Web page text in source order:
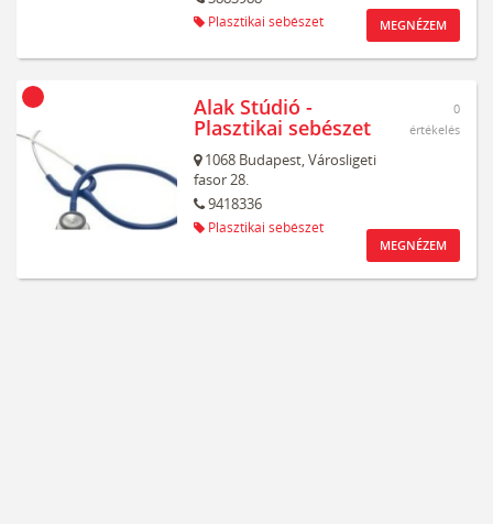
Plasztikai sebészet MEGNÉZEM
Alak Stúdió -
Plasztikai sebészet
1068 Budapest,Városligeti
fasor 28.
9418336
Plasztikai sebészet
0
értékelés
MEGNÉZEM